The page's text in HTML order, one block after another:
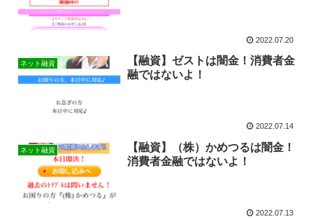
2022.07.20
ネット融資
【融資】ゼストは闇金！消費者金
融ではないよ！
2022.07.14
ネット融資
【融資】（株）かめつるは闇金！
消費者金融ではないよ！
2022.07.13